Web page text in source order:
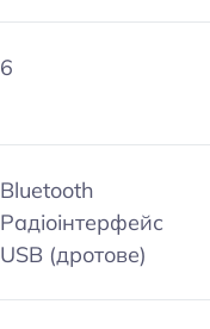
6
Bluetooth
Радіоінтерфейс
USB (дротове)